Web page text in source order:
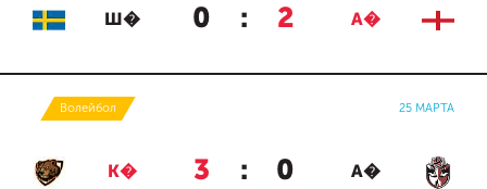
Ш� 0 : 2 А�
Волейбол 25 МАРТА
К� 3 : 0 А�